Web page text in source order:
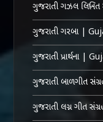
ગુજરાતી ગઝલ
ગુજરાતી ગરબા |
ગુજરાતી પ્રાર્થના |
ગુજરાતી બાળગીત
ગુજરાતી લગ્ન ગીત